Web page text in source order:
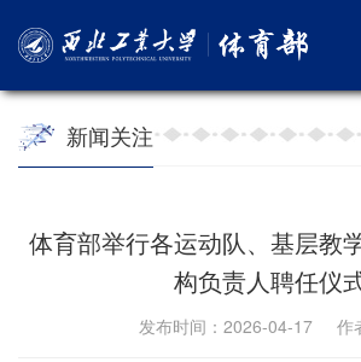
新闻关注
体育部举行各运动队、基层教
构负责人聘任仪
发布时间：2026-04-17 作